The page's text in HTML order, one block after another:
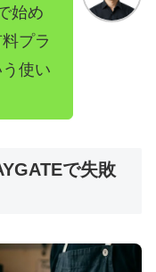
始め
プラ
使い
で失敗